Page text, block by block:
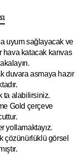
uyum sağlayacak ve
hava katacak kanvas
duvara asmaya hazır
ta alabilirsiniz.
Gold çerçeve
yollamaktayız.
çözünürlüklü görsel